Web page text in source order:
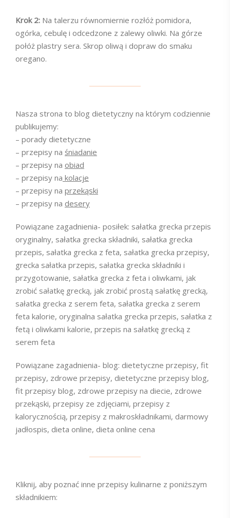
Krok 2: Na talerzu równomiernie rozłóż pomidora,
ogórka, cebulę i odcedzone z zalewy oliwki. Na górze
połóż plastry sera. Skrop oliwą i dopraw do smaku
oregano.
Nasza strona to blog dietetyczny na którym codziennie
publikujemy:
– porady dietetyczne
– przepisy na śniadanie
– przepisy na obiad
– przepisy na kolacje
– przepisy na przekąski
– przepisy na desery
Powiązane zagadnienia- posiłek: sałatka grecka przepis
oryginalny, sałatka grecka składniki, sałatka grecka
przepis, sałatka grecka z feta, sałatka grecka przepisy,
grecka sałatka przepis, sałatka grecka składniki i
przygotowanie, sałatka grecka z feta i oliwkami, jak
zrobić sałatkę grecką, jak zrobić prostą sałatkę grecką,
sałatka grecka z serem feta, sałatka grecka z serem
feta kalorie, oryginalna sałatka grecka przepis, sałatka z
fetą i oliwkami kalorie, przepis na sałatkę grecką z
serem feta
Powiązane zagadnienia- blog: dietetyczne przepisy, fit
przepisy, zdrowe przepisy, dietetyczne przepisy blog,
fit przepisy blog, zdrowe przepisy na diecie, zdrowe
przekąski, przepisy ze zdjęciami, przepisy z
kalorycznością, przepisy z makroskładnikami, darmowy
jadłospis, dieta online, dieta online cena
Kliknij, aby poznać inne przepisy kulinarne z poniższym
składnikiem: